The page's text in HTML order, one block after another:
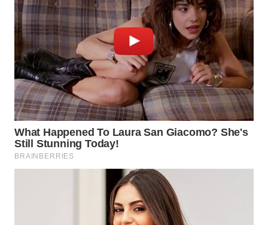
WN
TAPANULI
UTARA
WN
SAMOSIR
WN
PADANG
LAWAS